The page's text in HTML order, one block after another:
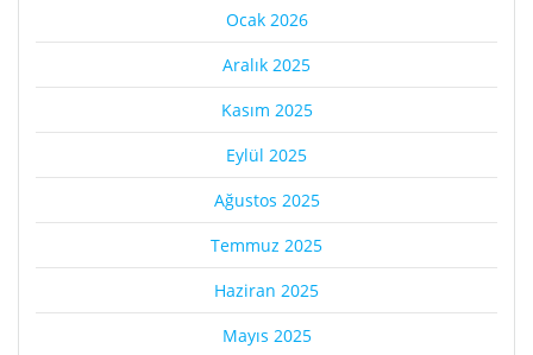
Ocak 2026
Aralık 2025
Kasım 2025
Eylül 2025
Ağustos 2025
Temmuz 2025
Haziran 2025
Mayıs 2025